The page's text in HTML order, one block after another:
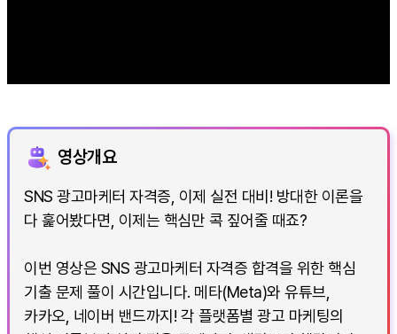
영상개요
SNS 광고마케터 자격증, 이제 실전 대비! 방대한 이론을
다 훑어봤다면, 이제는 핵심만 콕 짚어줄 때죠?
이번 영상은 SNS 광고마케터 자격증 합격을 위한 핵심
기출 문제 풀이 시간입니다. 메타(Meta)와 유튜브,
카카오, 네이버 밴드까지! 각 플랫폼별 광고 마케팅의